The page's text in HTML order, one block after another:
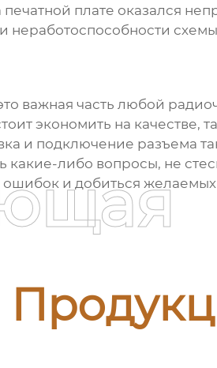
плате оказался
неработоспособности
важная часть любой
экономить на качестве,
и подключение разъема
какие-либо вопросы, не
и добиться желаемых